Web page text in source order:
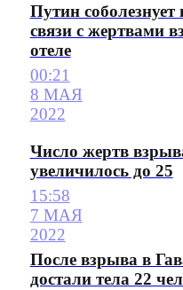
Путин
связи с жертвами
отеле
00:21
8 МАЯ
2022
Число жертв
увеличилось до 25
15:58
7 МАЯ
2022
После взрыва в
достали тела 22